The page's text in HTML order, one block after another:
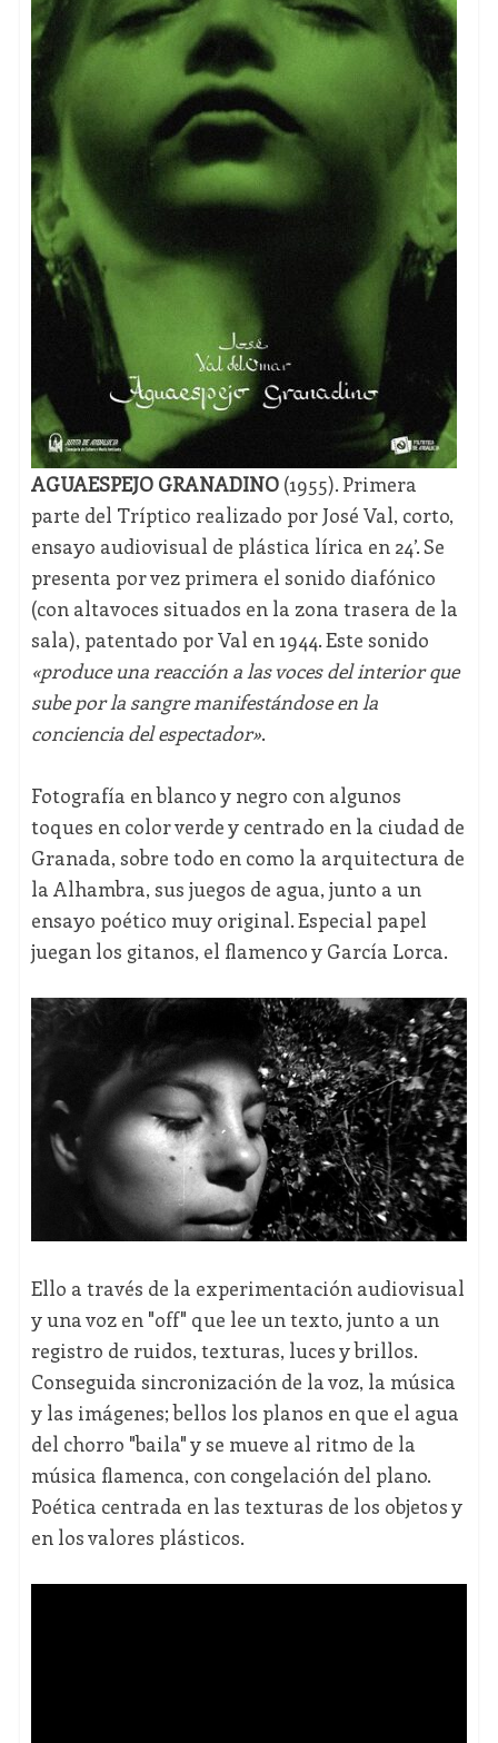
AGUAESPEJO GRANADINO(1955). Primera
parte del Tríptico realizado por José Val, corto,
ensayo audiovisual de plástica lírica en 24’. Se
presenta por vez primera el sonido diafónico
(con altavoces situados en la zona trasera de la
sala), patentado por Val en 1944. Este sonido
«produce una reacción a las voces del interior que
sube por la sangre manifestándose en la
conciencia del espectador».
Fotografía en blanco y negro con algunos
toques en color verde y centrado en la ciudad de
Granada, sobre todo en como la arquitectura de
la Alhambra, sus juegos de agua, junto a un
ensayo poético muy original. Especial papel
juegan los gitanos, el flamenco y García Lorca.
Ello a través de la experimentación audiovisual
y una voz en "off" que lee un texto, junto a un
registro de ruidos, texturas, luces y brillos.
Conseguida sincronización de la voz, la música
y las imágenes; bellos los planos en que el agua
del chorro "baila" y se mueve al ritmo de la
música flamenca, con congelación del plano.
Poética centrada en las texturas de los objetos y
en los valores plásticos.